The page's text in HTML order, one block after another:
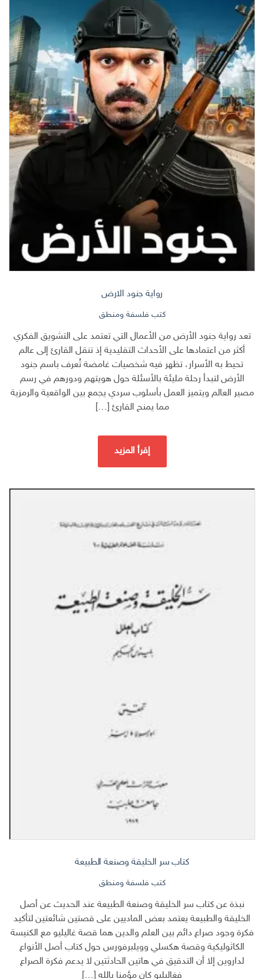
رواية جنود الارض
كتب فلسفة ومنطق
تعد رواية جنود الأرض من الأعمال التي تعتمد على التشويق الفكري
أكثر من اعتمادها على الأحداث التقليدية إذ تنقل القارئ إلى عالم
تحيط به الأسرار، تظهر فيه شخصيات غامضة تُعرف باسم جنود
الأرض لتبدأ رحلة مليئة بالأسئلة حول هويتهم ودورهم في رسم
مصير العالم ويتميز العمل بأسلوب سردي يجمع بين الواقعية والرمزية
مما يمنح القارئ […]
إقرأ المزيد
كتاب سر الخليقة وصنعة الطبيعة
كتب فلسفة ومنطق
نبذة عن كتاب سر الخليقة وصنعة الطبيعة عند الحديث عن أصل
الخليقة والطبيعة يعتمد بعض الماديين على قصتين شائعتين لتأكيد
فكرة وجود صراع دائم بين العلم والدين هما قصة غاليليو مع الكنيسة
الكاثوليكية وقصة هكسلي وويلبرفورس حول كتاب أصل الأنواع
لداروين إلا أن التدقيق في هاتين الحادثتين لا يدعم فكرة الصراع
فغاليليو كان مؤمنا بالله […]